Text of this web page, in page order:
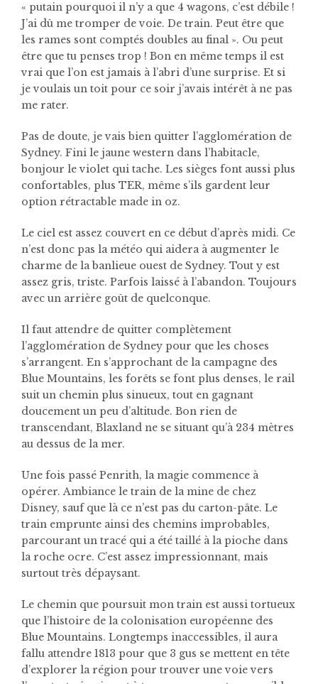
« putain pourquoi il n’y a que 4 wagons, c’est débile !
J’ai dû me tromper de voie. De train. Peut être que
les rames sont comptés doubles au final ». Ou peut
être que tu penses trop ! Bon en même temps il est
vrai que l’on est jamais à l’abri d’une surprise. Et si
je voulais un toit pour ce soir j’avais intérêt à ne pas
me rater.
Pas de doute, je vais bien quitter l’agglomération de
Sydney. Fini le jaune western dans l’habitacle,
bonjour le violet qui tache. Les sièges font aussi plus
confortables, plus TER, même s’ils gardent leur
option rétractable made in oz.
Le ciel est assez couvert en ce début d’après midi. Ce
n’est donc pas la météo qui aidera à augmenter le
charme de la banlieue ouest de Sydney. Tout y est
assez gris, triste. Parfois laissé à l’abandon. Toujours
avec un arrière goût de quelconque.
Il faut attendre de quitter complètement
l’agglomération de Sydney pour que les choses
s’arrangent. En s’approchant de la campagne des
Blue Mountains, les forêts se font plus denses, le rail
suit un chemin plus sinueux, tout en gagnant
doucement un peu d’altitude. Bon rien de
transcendant, Blaxland ne se situant qu’à 234 mètres
au dessus de la mer.
Une fois passé Penrith, la magie commence à
opérer.Ambiance le train de la mine de chez
Disney, sauf que là ce n’est pas du carton-pâte. Le
train emprunte ainsi des chemins improbables,
parcourant un tracé qui a été taillé à la pioche dans
la roche ocre. C’est assez impressionnant, mais
surtout très dépaysant.
Le chemin que poursuit mon train est aussi tortueux
que l’histoire de la colonisation européenne des
Blue Mountains. Longtemps inaccessibles, il aura
fallu attendre 1813 pour que 3 gus se mettent en tête
d’explorer la région pour trouver une voie vers